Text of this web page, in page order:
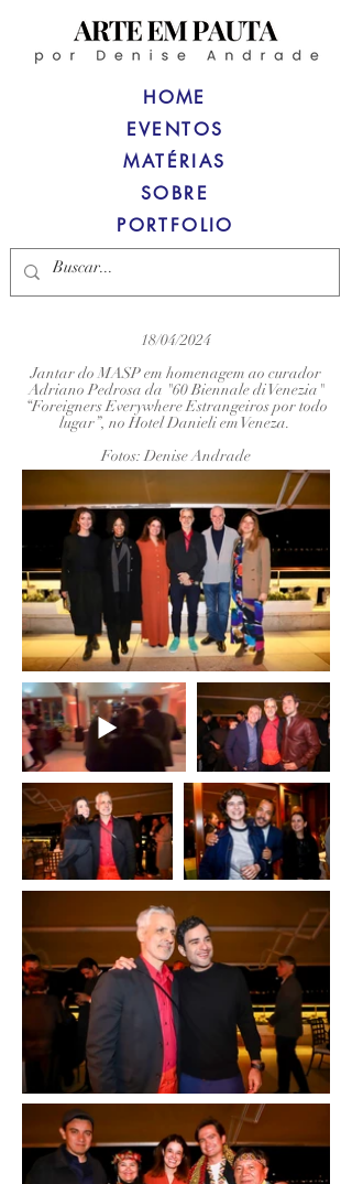
HOME
MATÉRIAS
SOBRE
PORTFOLIO
EVENTOS
18/04/2024
Jantar do MASP em homenagem ao curador
Adriano Pedrosa da "60 Biennale di Venezia"
“Foreigners Everywhere Estrangeiros por todo
lugar”, no Hotel Danieli em Veneza.
Fotos: Denise Andrade